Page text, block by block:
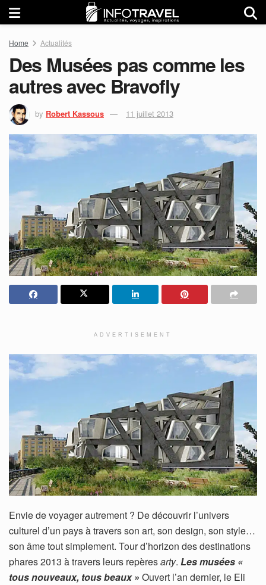
Home Actualités
Des Musées pas comme les
autres avec Bravofly
by Robert Kassous 11 juillet 2013
ADVERTISEMENT
Envie de voyager autrement ? De découvrir l’univers
culturel d’un pays à travers son art, son design, son style…
son âme tout simplement. Tour d’horizon des destinations
phares 2013 à travers leurs repèresarty. Les musées «
tous nouveaux, tous beaux » Ouvert l’an dernier, le Eli